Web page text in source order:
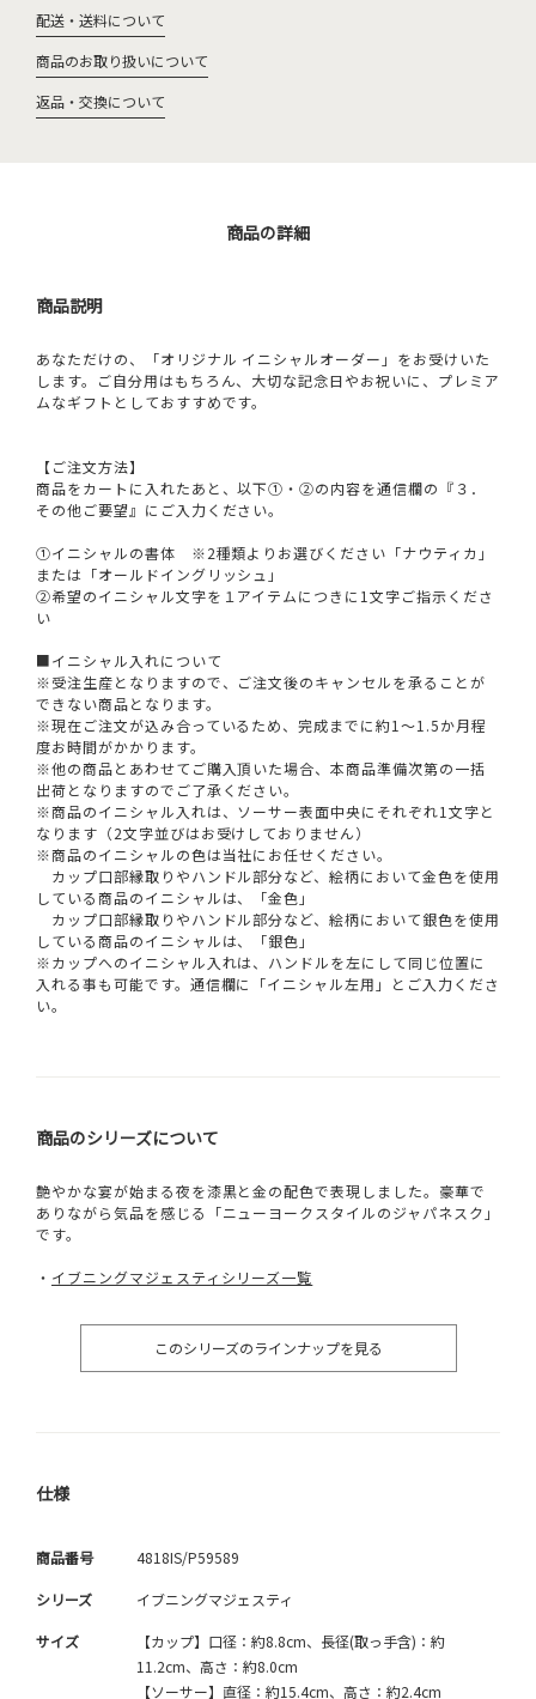
配送・送料について
商品のお取り扱いについて
返品・交換について
商品の詳細
商品説明
あなただけの、「オリジナル イニシャルオーダー」をお受けいた
します。ご自分用はもちろん、大切な記念日やお祝いに、プレミア
ムなギフトとしておすすめです。
【ご注文方法】
商品をカートに入れたあと、以下①・②の内容を通信欄の『３．
その他ご要望』にご入力ください。
①イニシャルの書体 ※2種類よりお選びください「ナウティカ」
または「オールドイングリッシュ」
②希望のイニシャル文字を１アイテムにつきに1文字ご指示くださ
い
■イニシャル入れについて
※受注生産となりますので、ご注文後のキャンセルを承ることが
できない商品となります。
※現在ご注文が込み合っているため、完成までに約1～1.5か月程
度お時間がかかります。
※他の商品とあわせてご購入頂いた場合、本商品準備次第の一括
出荷となりますのでご了承ください。
※商品のイニシャル入れは、ソーサー表面中央にそれぞれ1文字と
なります（2文字並びはお受けしておりません）
※商品のイニシャルの色は当社にお任せください。
カップ口部縁取りやハンドル部分など、絵柄において金色を使用
している商品のイニシャルは、「金色」
カップ口部縁取りやハンドル部分など、絵柄において銀色を使用
している商品のイニシャルは、「銀色」
※カップへのイニシャル入れは、ハンドルを左にして同じ位置に
入れる事も可能です。通信欄に「イニシャル左用」とご入力くださ
い。
商品のシリーズについて
艶やかな宴が始まる夜を漆黒と金の配色で表現しました。豪華で
ありながら気品を感じる「ニューヨークスタイルのジャパネスク」
です。
・ イブニングマジェスティシリーズ一覧
このシリーズのラインナップを見る
仕様
商品番号 4818IS/P59589
シリーズ イブニングマジェスティ
サイズ
【カップ】口径：約8.8cm、長径(取っ手含)：約
11.2cm、高さ：約8.0cm
【ソーサー】直径：約15.4cm、高さ：約2.4cm